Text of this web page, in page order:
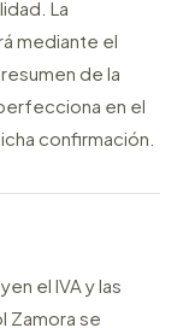
La
mediante el
de la
en el
confirmación.
el IVA y las
Zamora se